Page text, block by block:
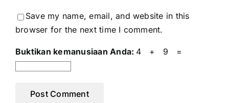
Save my name, email, and website in this
browser for the next time I comment.
Buktikan kemanusiaan Anda: 4 + 9 =